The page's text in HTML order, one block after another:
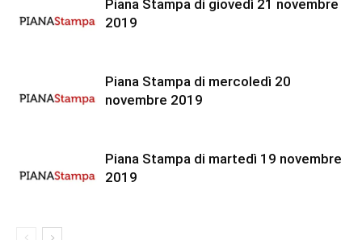
Piana Stampa di giovedì 21 novembre
2019
Piana Stampa di mercoledì 20
novembre 2019
Piana Stampa di martedì 19 novembre
2019